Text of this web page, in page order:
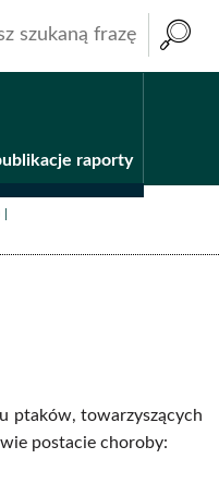
raporty
ptaków, towarzyszących
postacie choroby: